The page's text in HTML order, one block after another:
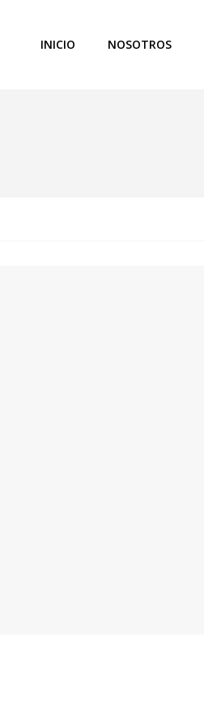
INICIO NOSOTROS